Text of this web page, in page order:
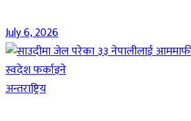
July 6, 2026
अन्तराष्ट्रिय